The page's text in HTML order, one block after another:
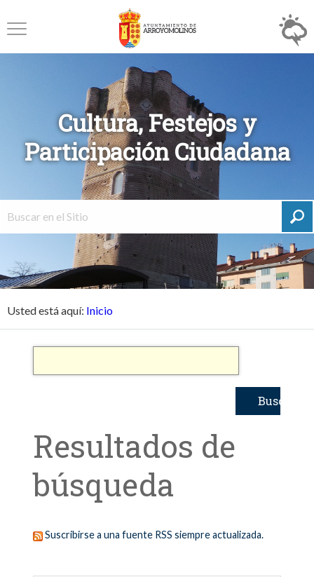
Cultura, Festejos y
Participación Ciudadana
Usted está aquí: Inicio
Resultados de
búsqueda
Suscribirse a una fuente RSS siempre actualizada.